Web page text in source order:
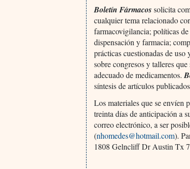
Boletín Fármacossolicita
cualquier tema relacionado
farmacovigilancia; políticas
dispensación y farmacia;
prácticas cuestionadas de
sobre congresos y talleres
adecuado de medicamentos.
síntesis de artículos
Los materiales que se envíen
treinta días de anticipación a
correo electrónico, a ser
(nhomedes@hotmail.com).
1808 Gelncliff Dr Austin Tx